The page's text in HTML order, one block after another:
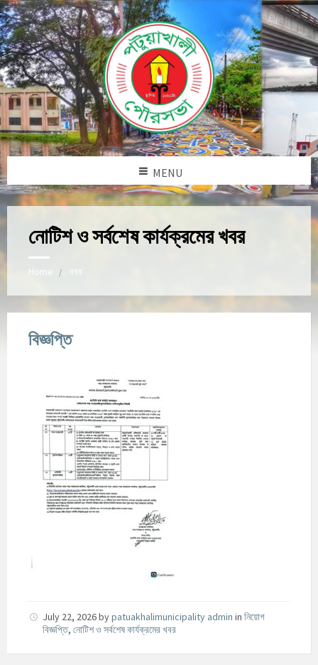
MENU
নোটিশ ও সর্বশেষ কার্যক্রমের খবর
Home
বিজ্ঞপ্তি
July 22, 2026bypatuakhalimunicipality admin in নিয়োগ
বিজ্ঞপ্তি, নোটিশ ও সর্বশেষ কার্যক্রমের খবর